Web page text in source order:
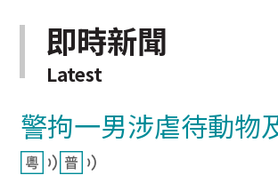
即時新聞
Latest
警拘一男涉虐待動物